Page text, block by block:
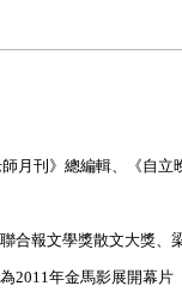
月刊》總編輯、《自
合報文學獎散文大獎、
年金馬影展開幕片